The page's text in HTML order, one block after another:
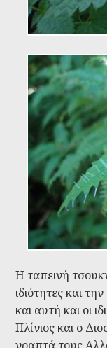
Η ταπεινή
ιδιότητες και
και αυτή και οι
Πλίνιος και ο